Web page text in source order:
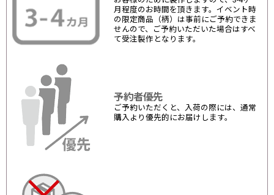
月程度のお時間を頂きます。イベント時
の限定商品（柄）は事前にご予約できま
せんので、ご予約いただいた場合はすべ
て受注製作となります。
予約者優先
ご予約いただくと、入荷の際には、通常
購入より優先的にお届けします。